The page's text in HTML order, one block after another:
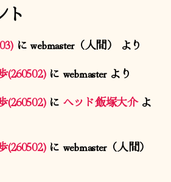
ト
にwebmaster（人間）
より
(260502)に webmasterより
(260502)に ヘッド飯塚大介よ
(260502)に webmaster（人間）